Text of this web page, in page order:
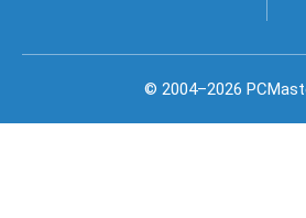
© 2004–2026